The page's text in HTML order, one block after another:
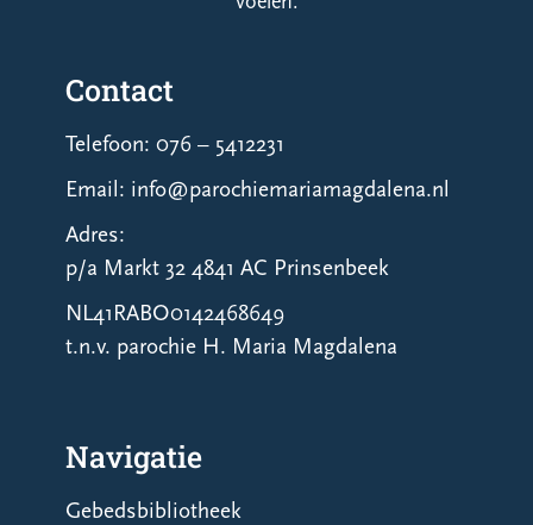
Contact
Telefoon: 076 – 5412231
Email: info@parochiemariamagdalena.nl
Adres:
p/a Markt 32 4841 AC Prinsenbeek
NL41RABO0142468649
t.n.v. parochie H. Maria Magdalena
Navigatie
Gebedsbibliotheek